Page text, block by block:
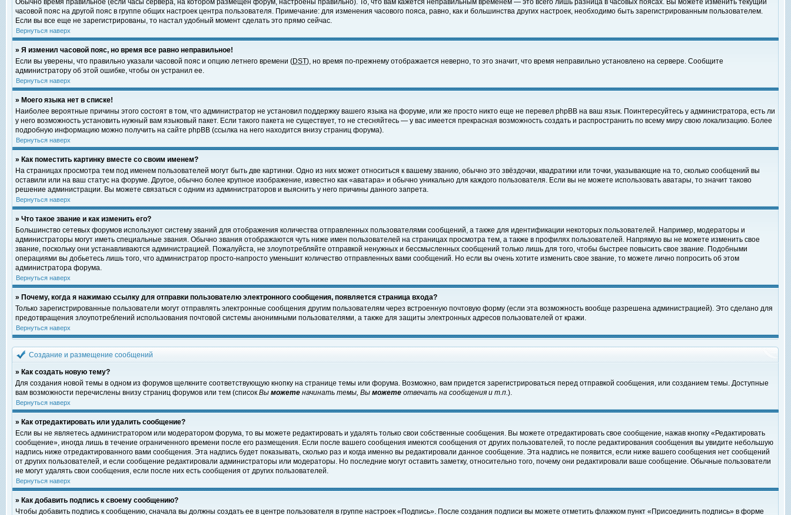
Обычно время правильное (если часы сервера, на котором размещен форум, настроены правильно). То, что вам кажется неправильным временем — это всего лишь разница в часовых поясах. Вы можете изменить текущий
часовой пояс на другой пояс в группе общих настроек центра пользователя. Примечание: для изменения часового пояса, равно, как и большинства других настроек, необходимо быть зарегистрированным пользователем.
Если вы все еще не зарегистрированы, то настал удобный момент сделать это прямо сейчас.
Вернуться наверх
» Я изменил часовой пояс, но время все равно неправильное!
Если вы уверены, что правильно указали часовой пояс и опцию летнего времени (DST), но время по-прежнему отображается неверно, то это значит, что время неправильно установлено на сервере. Сообщите
администратору об этой ошибке, чтобы он устранил ее.
Вернуться наверх
» Моего языка нет в списке!
Наиболее вероятные причины этого состоят в том, что администратор не установил поддержку вашего языка на форуме, или же просто никто еще не перевел phpBB на ваш язык. Поинтересуйтесь у администратора, есть ли
у него возможность установить нужный вам языковый пакет. Если такого пакета не существует, то не стесняйтесь — у вас имеется прекрасная возможность создать и распространить по всему миру свою локализацию. Более
подробную информацию можно получить на сайте phpBB (ссылка на него находится внизу страниц форума).
Вернуться наверх
» Как поместить картинку вместе со своим именем?
На страницах просмотра тем под именем пользователей могут быть две картинки. Одно из них может относиться к вашему званию, обычно это звёздочки, квадратики или точки, указывающие на то, сколько сообщений вы
оставили или на ваш статус на форуме. Другое, обычно более крупное изображение, известно как «аватара» и обычно уникально для каждого пользователя. Если вы не можете использовать аватары, то значит таково
решение администрации. Вы можете связаться с одним из администраторов и выяснить у него причины данного запрета.
Вернуться наверх
» Что такое звание и как изменить его?
Большинство сетевых форумов используют систему званий для отображения количества отправленных пользователями сообщений, а также для идентификации некоторых пользователей. Например, модераторы и
администраторы могут иметь специальные звания. Обычно звания отображаются чуть ниже имен пользователей на страницах просмотра тем, а также в профилях пользователей. Напрямую вы не можете изменить свое
звание, поскольку они устанавливаются администрацией. Пожалуйста, не злоупотребляйте отправкой ненужных и бессмысленных сообщений только лишь для того, чтобы быстрее повысить свое звание. Подобными
операциями вы добьетесь лишь того, что администратор просто-напросто уменьшит количество отправленных вами сообщений. Но если вы очень хотите изменить свое звание, то можете лично попросить об этом
администратора форума.
Вернуться наверх
» Почему, когда я нажимаю ссылку для отправки пользователю электронного сообщения, появляется страница входа?
Только зарегистрированные пользователи могут отправлять электронные сообщения другим пользователям через встроенную почтовую форму (если эта возможность вообще разрешена администрацией). Это сделано для
предотвращения злоупотреблений использования почтовой системы анонимными пользователями, а также для защиты электронных адресов пользователей от кражи.
Вернуться наверх
Создание и размещение сообщений
» Как создать новую тему?
Для создания новой темы в одном из форумов щелкните соответствующую кнопку на странице темы или форума. Возможно, вам придется зарегистрироваться перед отправкой сообщения, или созданием темы. Доступные
вам возможности перечислены внизу страниц форумов или тем (список Вы можете начинать темы, Вы можете отвечать на сообщения и т.п.).
Вернуться наверх
» Как отредактировать или удалить сообщение?
Если вы не являетесь администратором или модератором форума, то вы можете редактировать и удалять только свои собственные сообщения. Вы можете отредактировать свое сообщение, нажав кнопку «Редактировать
сообщение», иногда лишь в течение ограниченного времени после его размещения. Если после вашего сообщения имеются сообщения от других пользователей, то после редактирования сообщения вы увидите небольшую
надпись ниже отредактированного вами сообщения. Эта надпись будет показывать, сколько раз и когда именно вы редактировали данное сообщение. Эта надпись не появится, если ниже вашего сообщения нет сообщений
от других пользователей, и если сообщение редактировали администраторы или модераторы. Но последние могут оставить заметку, относительно того, почему они редактировали ваше сообщение. Обычные пользователи
не могут удалять свои сообщения, если после них есть сообщения от других пользователей.
Вернуться наверх
» Как добавить подпись к своему сообщению?
Чтобы добавить подпись к сообщению, сначала вы должны создать ее в центре пользователя в группе настроек «Подпись». После создания подписи вы можете отметить флажком пункт «Присоединить подпись» в форме